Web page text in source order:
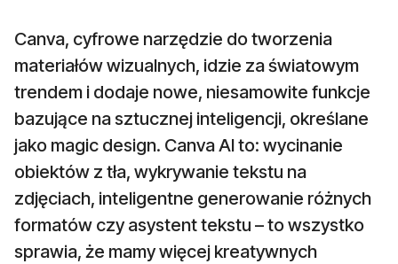
Canva, cyfrowe narzędzie do tworzenia
materiałów wizualnych, idzie za światowym
trendem i dodaje nowe, niesamowite funkcje
bazujące na sztucznej inteligencji, określane
jako magic design. Canva AI to: wycinanie
obiektów z tła, wykrywanie tekstu na
zdjęciach, inteligentne generowanie różnych
formatów czy asystent tekstu – to wszystko
sprawia, że mamy więcej kreatywnych